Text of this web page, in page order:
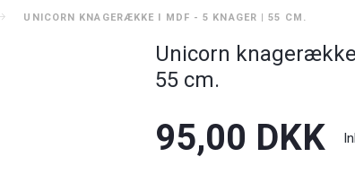
UNICORN KNAGERÆKKE I MDF - 5 KNAGER | 55 CM.
Unicorn
55 cm.
95,00 DKK